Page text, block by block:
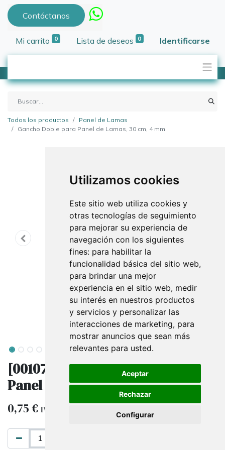
Utilizamos cookies
Este sitio web utiliza cookies y
otras tecnologías de seguimiento
para mejorar su experiencia de
navegación con los siguientes
fines: para habilitar la
funcionalidad básica del sitio web,
para brindar una mejor
experiencia en el sitio web, medir
su interés en nuestros productos
y servicios y personalizar las
interacciones de marketing, para
mostrar anuncios que sean más
relevantes para usted.
Aceptar
Rechazar
Configurar
Contáctanos
Mi carrito 0 Lista de deseos 0 Identificarse
Todos los productos
Panel de Lamas
Gancho Doble para Panel de Lamas, 30 cm, 4 mm
[001070] Gancho Doble para
Panel de Lamas, 30 cm, 4 mm
0,75€ IVA excluido